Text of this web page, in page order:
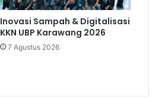
Inovasi Sampah & Digitalisasi
KKN UBP Karawang 2026
7 Agustus 2026